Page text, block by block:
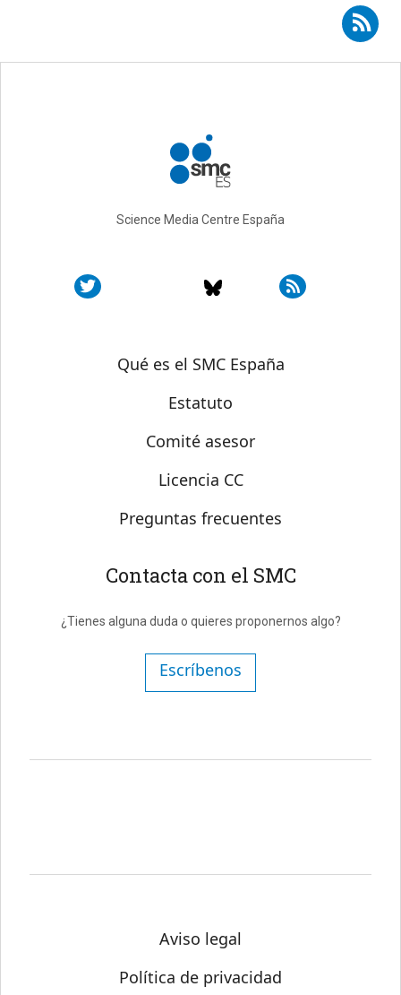
Suscribirse a RSS - Ferran Mayayo
Science Media Centre España
Sobre SMC España
Qué es el SMC España
Estatuto
Comité asesor
Licencia CC
Preguntas frecuentes
Contacta con el SMC
¿Tienes alguna duda o quieres proponernos algo?
Escríbenos
Aviso legal
Política de privacidad